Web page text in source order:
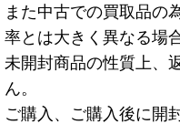
また中古での買取品の
率とは大きく異なる場
未開封商品の性質上、
ん。
ご購入、ご購入後に開